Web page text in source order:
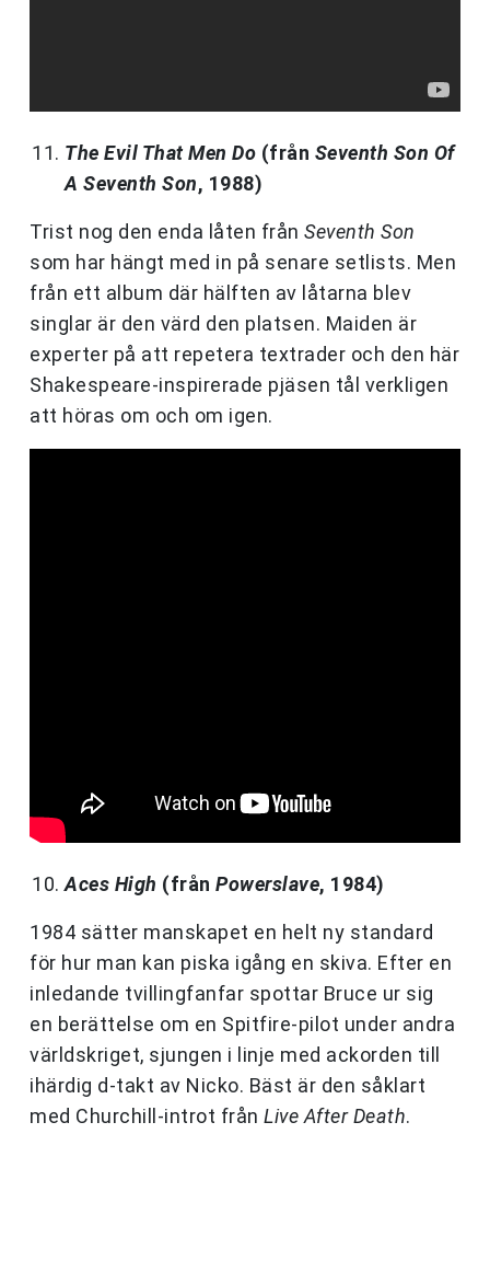
The Evil That Men Do (från Seventh Son Of
A Seventh Son, 1988)
Trist nog den enda låten från Seventh Son
som har hängt med in på senare setlists. Men
från ett album där hälften av låtarna blev
singlar är den värd den platsen. Maiden är
experter på att repetera textrader och den här
Shakespeare-inspirerade pjäsen tål verkligen
att höras om och om igen.
Aces High (från Powerslave, 1984)
1984 sätter manskapet en helt ny standard
för hur man kan piska igång en skiva. Efter en
inledande tvillingfanfar spottar Bruce ur sig
en berättelse om en Spitfire-pilot under andra
världskriget, sjungen i linje med ackorden till
ihärdig d-takt av Nicko. Bäst är den såklart
med Churchill-introt från Live After Death.